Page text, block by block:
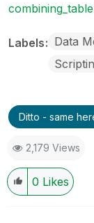
combining_table
Labels Data
Ditto - same
2,179 Views
0 Likes